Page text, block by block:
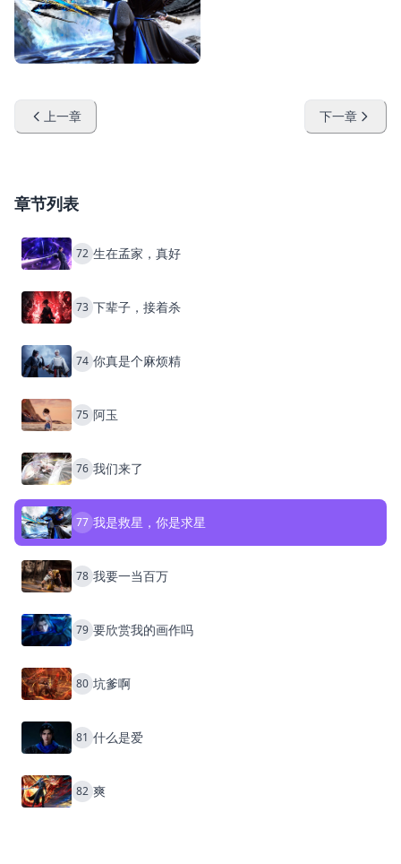
上一章 下一章
章节列表
72 生在孟家，真好
73 下辈子，接着杀
74 你真是个麻烦精
75 阿玉
76 我们来了
77 我是救星，你是求星
78 我要一当百万
79 要欣赏我的画作吗
80 坑爹啊
81 什么是爱
82 爽